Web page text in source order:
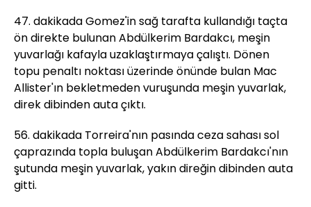
47. dakikada Gomez'in sağ tarafta kullandığı taçta
ön direkte bulunan Abdülkerim Bardakcı, meşin
yuvarlağı kafayla uzaklaştırmaya çalıştı. Dönen
topu penaltı noktası üzerinde önünde bulan Mac
Allister'ın bekletmeden vuruşunda meşin yuvarlak,
direk dibinden auta çıktı.
56. dakikada Torreira'nın pasında ceza sahası sol
çaprazında topla buluşan Abdülkerim Bardakcı'nın
şutunda meşin yuvarlak, yakın direğin dibinden auta
gitti.